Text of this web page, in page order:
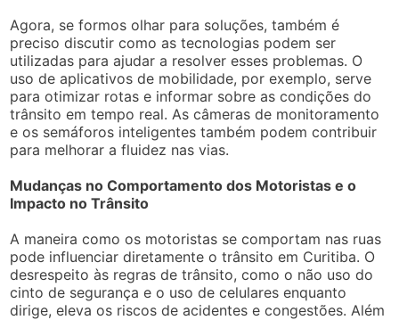
Agora, se formos olhar para soluções, também é
preciso discutir como as tecnologias podem ser
utilizadas para ajudar a resolver esses problemas. O
uso de aplicativos de mobilidade, por exemplo, serve
para otimizar rotas e informar sobre as condições do
trânsito em tempo real. As câmeras de monitoramento
e os semáforos inteligentes também podem contribuir
para melhorar a fluidez nas vias.
Mudanças no Comportamento dos Motoristas e o
Impacto no Trânsito
A maneira como os motoristas se comportam nas ruas
pode influenciar diretamente o trânsito em Curitiba. O
desrespeito às regras de trânsito, como o não uso do
cinto de segurança e o uso de celulares enquanto
dirige, eleva os riscos de acidentes e congestões. Além